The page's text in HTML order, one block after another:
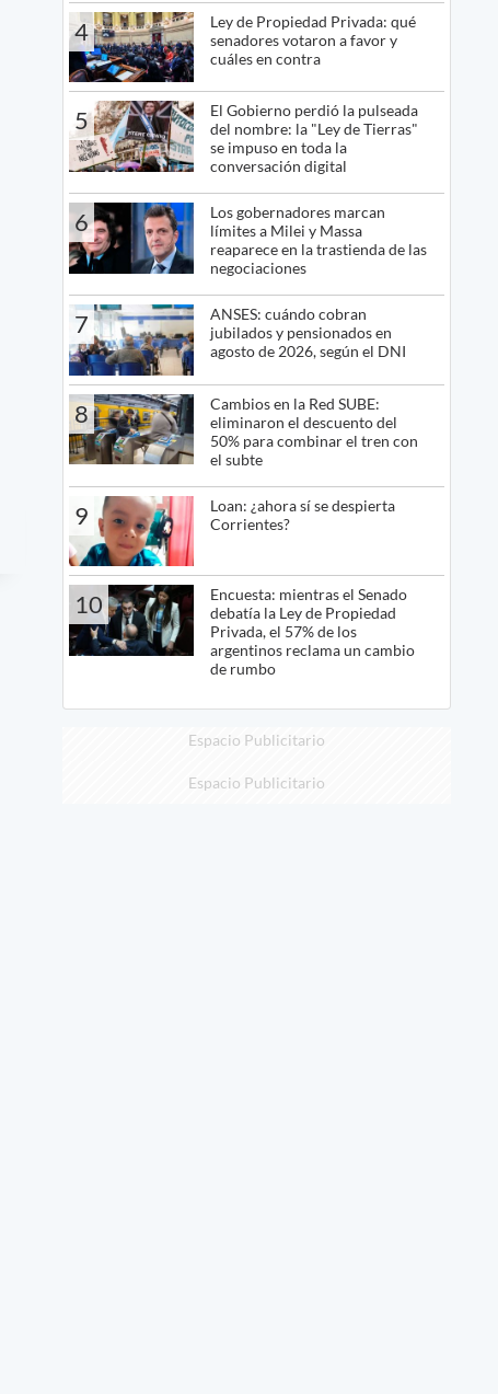
4
Ley de Propiedad Privada: qué
senadores votaron a favor y
cuáles en contra
5
El Gobierno perdió la pulseada
del nombre: la "Ley de Tierras"
se impuso en toda la
conversación digital
6
Los gobernadores marcan
límites a Milei y Massa
reaparece en la trastienda de las
negociaciones
7
ANSES: cuándo cobran
jubilados y pensionados en
agosto de 2026, según el DNI
8
Cambios en la Red SUBE:
eliminaron el descuento del
50% para combinar el tren con
el subte
9
Loan: ¿ahora sí se despierta
Corrientes?
10
Encuesta: mientras el Senado
debatía la Ley de Propiedad
Privada, el 57% de los
argentinos reclama un cambio
de rumbo
Espacio Publicitario
Espacio Publicitario